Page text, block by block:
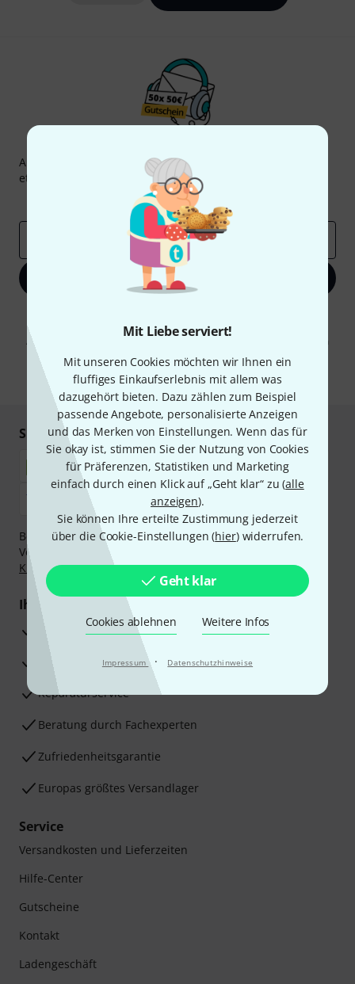
Mit Liebe serviert!
Mit unseren Cookies möchten wir Ihnen ein
fluffiges Einkaufserlebnis mit allem was
dazugehört bieten. Dazu zählen zum Beispiel
passende Angebote, personalisierte Anzeigen
und das Merken von Einstellungen. Wenn das für
Sie okay ist, stimmen Sie der Nutzung von Cookies
für Präferenzen, Statistiken und Marketing
einfach durch einen Klick auf „Geht klar“ zu (alle
anzeigen).
Sie können Ihre erteilte Zustimmung jederzeit
über die Cookie-Einstellungen (hier) widerrufen.
Geht klar
Cookies ablehnen Weitere Infos
Impressum · Datenschutzhinweise
Abonniere den Thomann Newsletter und gewinne mit
etwas Glück einen von
50 Gutscheinen
Inspirierende Beiträge
Deals
Jetzt anmelden
Werbung und einer Messung des E-Mail-Nutzungsverhaltens zu. Die
Abmeldung ist jederzeit möglich. Weitere Informationen finden Sie in
* Pflichtfeld
Sicher einkaufen & bezahlen
Bezahlen Sie vertraulich und sicher per Nachnahme,
Vorkasse, PayPal, Amazon Pay,
Klarna Ratenzahlungoder Kreditkarte.
Ihre Vorteile
3 Jahre Thomann Garantie
30 Tage Money-Back-Garantie
Reparaturservice
Beratung durch Fachexperten
Zufriedenheitsgarantie
Europas größtes Versandlager
Service
Versandkosten und Lieferzeiten
Hilfe-Center
Gutscheine
Kontakt
Ladengeschäft